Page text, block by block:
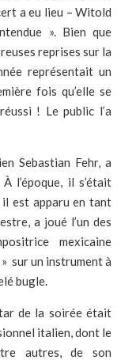
a eu lieu – Witold
». Bien que
reprises sur la
représentait un
fois qu’elle se
! Le public l’a
Sebastian Fehr, a
l’époque, il s’était
est apparu en tant
a joué l’un des
mexicaine
sur un instrument à
bugle.
de la soirée était
italien, dont le
autres, de son